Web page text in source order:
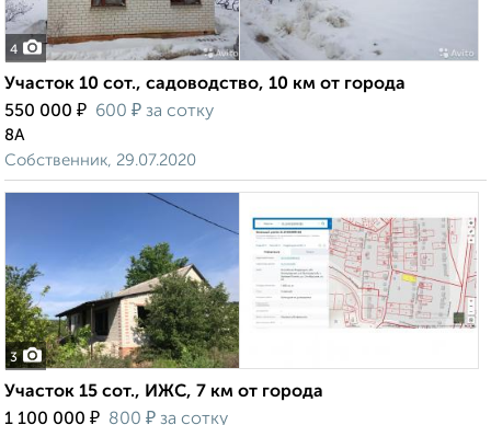
4
Участок 10 сот., садоводство, 10 км от города
550 000 ₽ 600 ₽ за сотку
8А
Собственник, 29.07.2020
3
Участок 15 сот., ИЖС, 7 км от города
1 100 000 ₽ 800 ₽ за сотку